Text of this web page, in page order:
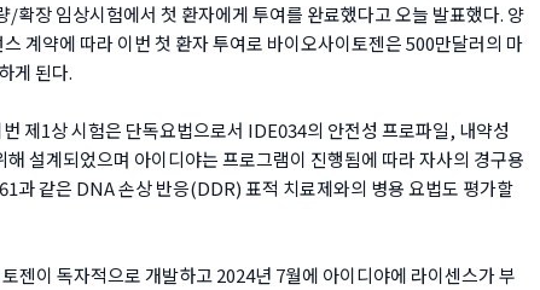
/확장 임상시험에서 첫 환자에게 투여를 완료했다고 오늘 발표했다. 양
계약에 따라 이번 첫 환자 투여로 바이오사이토젠은 500만달러의 마
게 된다.
제1상 시험은 단독요법으로서 IDE034의 안전성 프로파일, 내약성
해 설계되었으며 아이디야는 프로그램이 진행됨에 따라 자사의 경구용
과 같은 DNA 손상 반응(DDR) 표적 치료제와의 병용 요법도 평가할
젠이 독자적으로 개발하고 2024년 7월에 아이디야에 라이센스가 부